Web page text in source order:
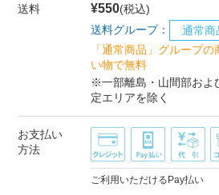
送料 ¥550(税込)
送料グループ：
通常商
「通常商品」グループ
い物で無料
※一部離島・山間部およ
定エリアを除く
お支払い
方法
ご利用いただけるPay払い